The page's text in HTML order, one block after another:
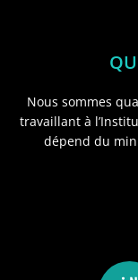
Nous sommes
travaillant à
dépend du